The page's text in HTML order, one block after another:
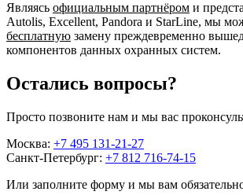
Являясь официальным партнёром и
Autolis, Excellent, Pandora и StarLine, мы
бесплатную замену преждевременно
компонентов данных охранных систем.
Остались вопросы?
Просто позвоните нам и мы вас
Москва: +7 495 131-21-27
Санкт-Петербург: +7 812 716-74-15
Или заполните форму и мы вам